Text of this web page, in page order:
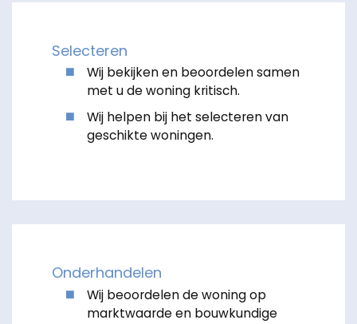
Selecteren
Wij bekijken en beoordelen samen
met u de woning kritisch.
Wij helpen bij het selecteren van
geschikte woningen.
Onderhandelen
Wij beoordelen de woning op
marktwaarde en bouwkundige